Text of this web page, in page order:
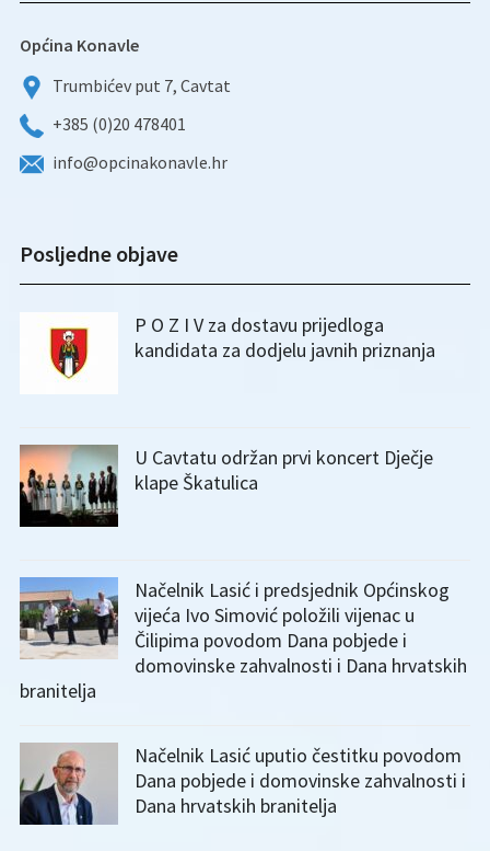
Općina Konavle
Trumbićev put 7, Cavtat
+385 (0)20 478401
info@opcinakonavle.hr
Posljedne objave
P O Z I V za dostavu prijedloga
kandidata za dodjelu javnih priznanja
U Cavtatu održan prvi koncert Dječje
klape Škatulica
Načelnik Lasić i predsjednik Općinskog
vijeća Ivo Simović položili vijenac u
Čilipima povodom Dana pobjede i
domovinske zahvalnosti i Dana hrvatskih
branitelja
Načelnik Lasić uputio čestitku povodom
Dana pobjede i domovinske zahvalnosti i
Dana hrvatskih branitelja